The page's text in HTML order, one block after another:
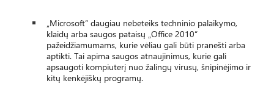
„Microsoft“ daugiau nebeteiks techninio palaikymo,
klaidų arba saugos pataisų „Office 2010“
pažeidžiamumams, kurie vėliau gali būti pranešti arba
aptikti. Tai apima saugos atnaujinimus, kurie gali
apsaugoti kompiuterį nuo žalingų virusų, šnipinėjimo ir
kitų kenkėjiškų programų.